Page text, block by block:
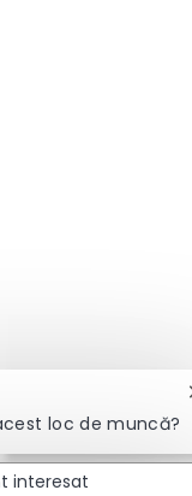
loc de muncă?
interesat